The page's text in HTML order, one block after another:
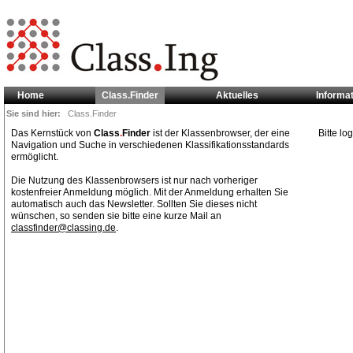
Sie sind hier: Class.Finder
Home Class.Finder Aktuelles
Das Kernstück von Class.Finder ist der Klassenbrowser, der eine
Navigation und Suche in verschiedenen Klassifikationsstandards
ermöglicht.
Die Nutzung des Klassenbrowsers ist nur nach vorheriger
kostenfreier Anmeldung möglich. Mit der Anmeldung erhalten Sie
automatisch auch das Newsletter. Sollten Sie dieses nicht
wünschen, so senden sie bitte eine kurze Mail an
classfinder@classing.de.
Bitte